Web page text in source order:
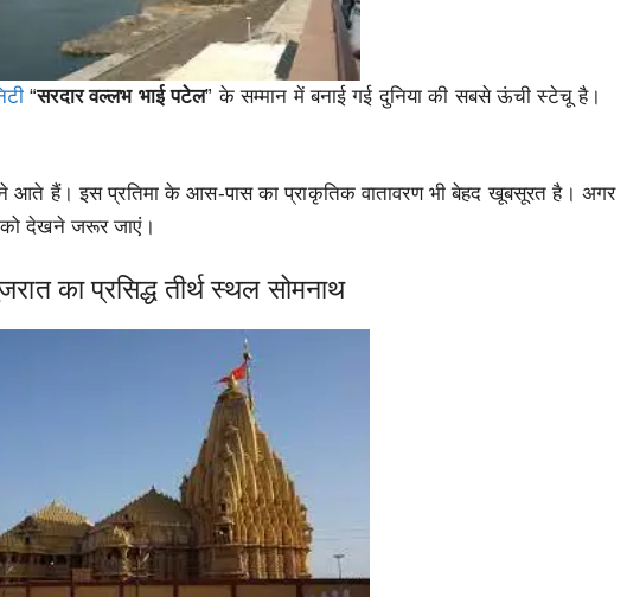
“सरदार वल्लभ भाई पटेल” के सम्मान में बनाई गई दुनिया की सबसे ऊंची स्टेचू है।
आते हैं। इस प्रतिमा के आस-पास का प्राकृतिक वातावरण भी बेहद खूबसूरत है। अगर
को देखने जरूर जाएं।
का प्रसिद्ध तीर्थ स्थल सोमनाथ